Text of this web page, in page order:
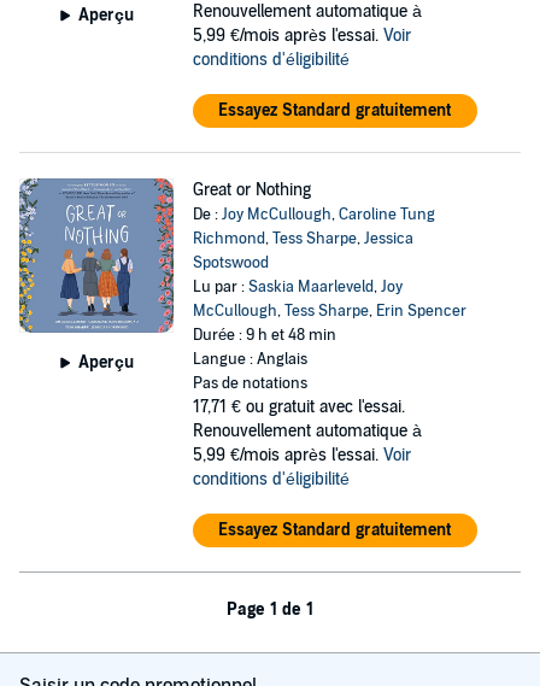
Aperçu
Renouvellement automatique à
5,99 €/mois après l'essai. Voir
conditions d'éligibilité
Essayez Standard gratuitement
Aperçu
Great or Nothing
De :Joy McCullough,Caroline Tung
Richmond,Tess Sharpe,Jessica
Spotswood
Lu par :Saskia Maarleveld,Joy
McCullough,Tess Sharpe, Erin Spencer
Durée : 9 h et 48 min
Langue : Anglais
Pas de notations
17,71 € ou gratuit avec l'essai.
Renouvellement automatique à
5,99 €/mois après l'essai. Voir
conditions d'éligibilité
Essayez Standard gratuitement
Page 1 de 1